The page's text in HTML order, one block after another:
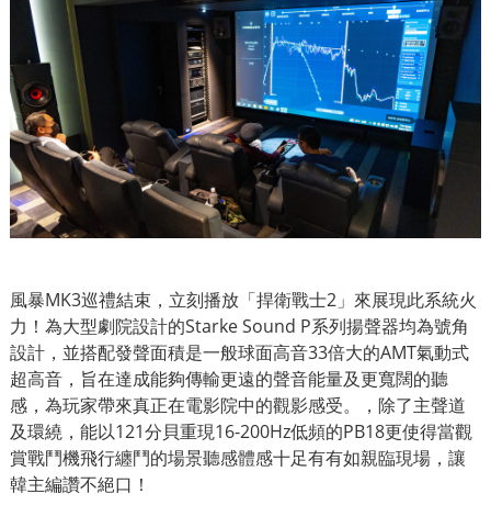
風暴MK3巡禮結束，立刻播放「捍衛戰士2」來展現此系統火
力！為大型劇院設計的Starke Sound P系列揚聲器均為號角
設計，並搭配發聲面積是一般球面高音33倍大的AMT氣動式
超高音，旨在達成能夠傳輸更遠的聲音能量及更寬闊的聽
感，為玩家帶來真正在電影院中的觀影感受。，除了主聲道
及環繞，能以121分貝重現16-200Hz低頻的PB18更使得當觀
賞戰鬥機飛行纏鬥的場景聽感體感十足有有如親臨現場，讓
韓主編讚不絕口！